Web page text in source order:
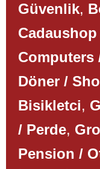
Güvenlik,
Computers
Döner /
Bisikletci,
/ Perde,
Pension /